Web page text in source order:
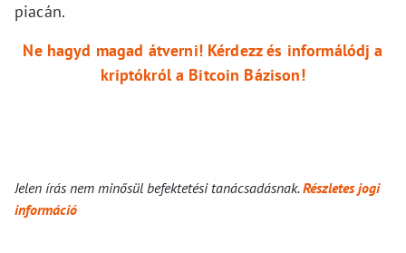
piacán.
Ne hagyd magad átverni! Kérdezz és informálódj a
kriptókról a Bitcoin Bázison!
Jelen írás nem minősül befektetési tanácsadásnak.Részletes jogi
információ